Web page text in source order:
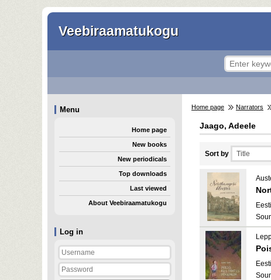
Veebiraamatukogu
Log in
Menu
Home page
New books
New periodicals
Top downloads
Last viewed
About Veebiraamatukogu
Home page Narrators
Jaago, Adeele
Sort by